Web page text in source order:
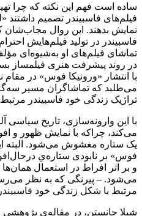
ساده است فهم این نکته که چرا
فیلم‌های فاسبیندر تصمیم داشتند
نمایش بدهند. این روال مجاب‌شان
فاسبیندر در تولید فیلم‌هایش
تماشای فیلم‌های او به‌شیوه‌ای
در روند پیشرفت هنری فیلمساز
با انتشار «ورونیکا فوس» در
می‌طلبد که تماشاگران مسیر
تراژیک زندگی خود فاسبیندر مرتبط
با این وارونه‌سازی، تاریخ سیاسی
می‌کند، چراکه با نمایش ظهور و
یک ستاره مغشوش می‌شود. البته
فوس» بر نابودی ستاره‌یِ
و بر اثر افراط در استعمال
می‌شود. – پیرنگی که به نظر
مرتبط با شکل زندگی خود
شیلا جانستن، در مقاله‌ی